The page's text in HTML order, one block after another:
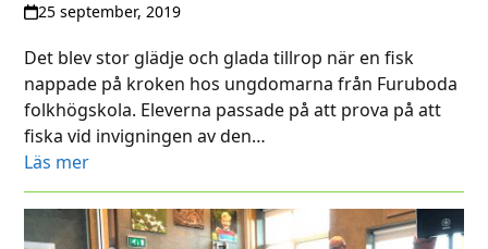
25 september, 2019
Det blev stor glädje och glada tillrop när en fisk
nappade på kroken hos ungdomarna från Furuboda
folkhögskola. Eleverna passade på att prova på att
fiska vid invigningen av den…
Läs mer